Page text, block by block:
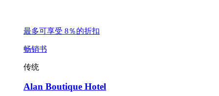
最多可享受 8％的折扣
畅销书
传统
Alan Boutique Hotel